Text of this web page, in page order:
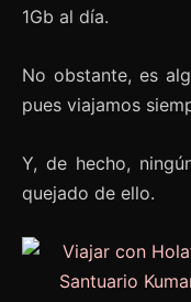
1Gb al día.
No obstante, es
pues viajamos
Y, de hecho,
quejado de ello.